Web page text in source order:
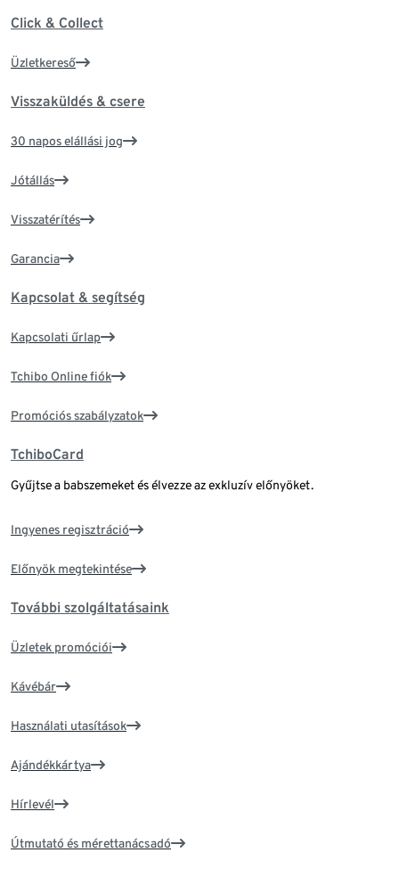
Click & Collect
Üzletkereső
Visszaküldés & csere
30 napos elállási jog
Jótállás
Visszatérítés
Garancia
Kapcsolat & segítség
Kapcsolati űrlap
Tchibo Online fiók
Promóciós szabályzatok
TchiboCard
Gyűjtse a babszemeket és élvezze az exkluzív előnyöket.
Ingyenes regisztráció
Előnyök megtekintése
További szolgáltatásaink
Üzletek promóciói
Kávébár
Használati utasítások
Ajándékkártya
Hírlevél
Útmutató és mérettanácsadó